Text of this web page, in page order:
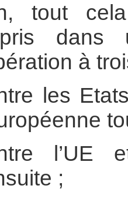
tout
dans
à
les
l’UE
;